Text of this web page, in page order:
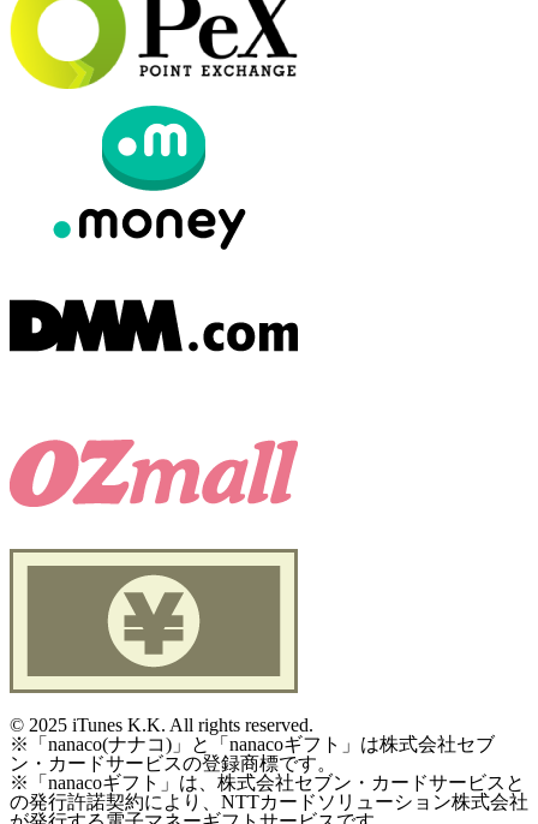
© 2025 iTunes K.K. All rights reserved.
※「nanaco(ナナコ)」と「nanacoギフト」は株式会社セブ
ン・カードサービスの登録商標です。
※「nanacoギフト」は、株式会社セブン・カードサービスと
の発行許諾契約により、NTTカードソリューション株式会社